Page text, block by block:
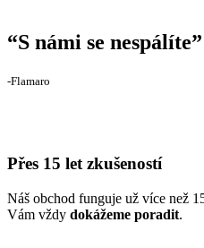
“S námi se nespálíte”
‐Flamaro
Přes 15 let zkušeností
Náš obchod funguje už více než
Vám vždy dokážeme poradit.